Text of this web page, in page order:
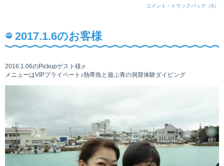
コメント・トラックバック（0）
2017.1.6のお客様
2016.1.06のPickupゲスト様♬
メニューはVIPプライベート♪熱帯魚と遊ぶ青の洞窟体験ダイビング